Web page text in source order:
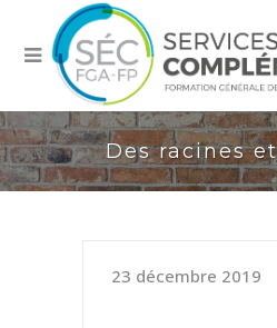
Des racines
23 décembre 2019